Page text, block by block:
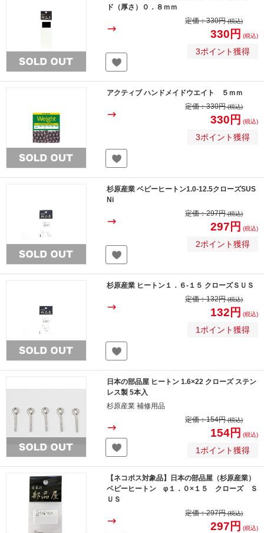
ド（厚さ）０．８ｍｍ
定価：330円(税込)
330円 (税込)
3ポイント獲得
アクティブ ハンドメイドウエイト ５ｍｍ
定価：330円(税込)
330円 (税込)
3ポイント獲得
杉原産業 ベビーヒートン1.0-12.5クローズSUS
Ni
定価：297円(税込)
297円 (税込)
2ポイント獲得
杉原産業 ヒートン１．６-１５ クローズＳＵＳ
定価：132円(税込)
132円 (税込)
1ポイント獲得
日本の部品屋 ヒートン 1.6×22 クローズ ステン
レス製 5本入
杉原産業 補修用品
定価：154円(税込)
154円 (税込)
1ポイント獲得
【ネコポス対象品】日本の部品屋（杉原産業）
ベビーヒートン φ１．０×１５ クローズ Ｓ
ＵＳ
定価：297円(税込)
297円 (税込)